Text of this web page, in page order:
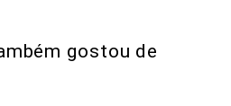
gostou de